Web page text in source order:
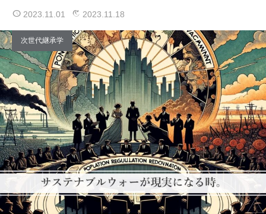
2023.11.01 2023.11.18
次世代継承学